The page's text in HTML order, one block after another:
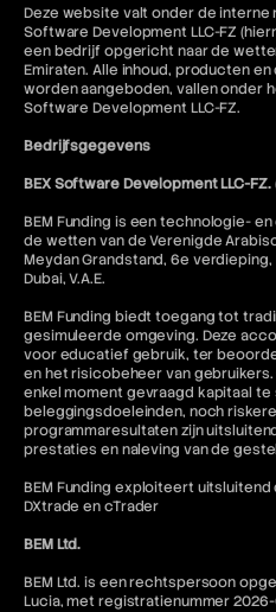
Deze website valt onder de interne
Software Development LLC-FZ
een bedrijf opgericht naar de
Emiraten. Alle inhoud, producten
worden aangeboden, vallen onder
Software Development LLC-FZ.
Bedrijfsgegevens
BEX Software Development LLC-FZ.
BEM Funding is een technologie-
de wetten van de Verenigde
Meydan Grandstand, 6e verdieping,
Dubai, V.A.E.
BEM Funding biedt toegang tot
gesimuleerde omgeving. Deze
voor educatief gebruik, ter
en het risicobeheer van
enkel moment gevraagd kapitaal
beleggingsdoeleinden, noch
programmaresultaten zijn
prestaties en naleving van de
BEM Funding exploiteert
DXtrade en cTrader
BEM Ltd.
BEM Ltd. is een rechtspersoon
Lucia, met registratienummer